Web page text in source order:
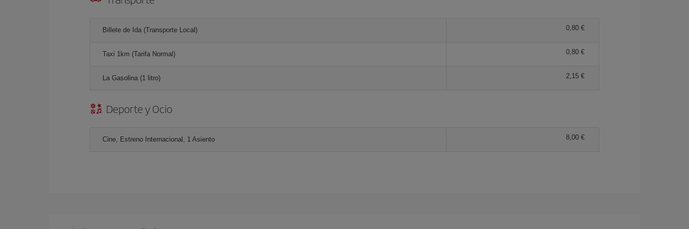
Billete de Ida (Transporte Local) 0,80 €
Taxi 1km (Tarifa Normal) 0,80 €
La Gasolina (1 litro) 2,15 €
Deporte y Ocio
Cine, Estreno Internacional, 1 Asiento 8,00 €